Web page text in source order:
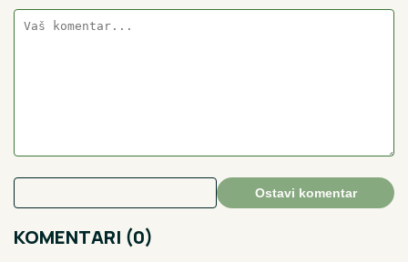
Ostavi komentar
KOMENTARI (0)